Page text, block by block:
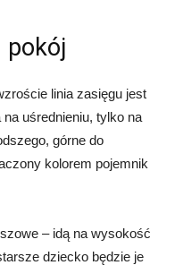
pokój
linia zasięgu jest
uśrednieniu, tylko na
górne do
kolorem pojemnik
– idą na wysokość
dziecko będzie je